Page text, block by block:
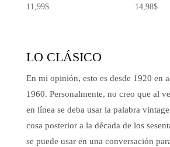
11,99$ 14,98$
LO CLÁSICO
En mi opinión, esto es desde 1920 en
1960. Personalmente, no creo que al
en línea se deba usar la palabra
cosa posterior a la década de los
se puede usar en una conversación